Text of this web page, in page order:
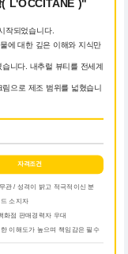
L'OCCITANE )"
작되었습니다.
에 대한 깊은 이해와 지식만
니다. 내추럴 뷰티를 전세계
으로 제조 범위를 넓혔습니
자격조건
관 / 성격이 밝고 적극적이신 분
소지자
화점 판매경력자 우대
이해도가 높으며 책임감은 필수